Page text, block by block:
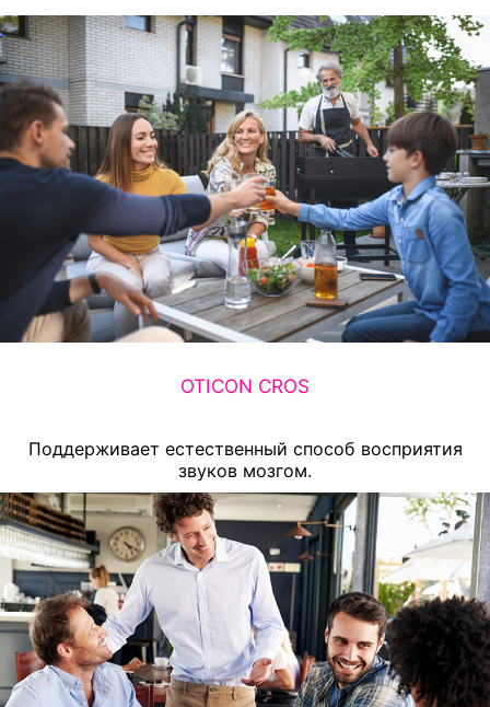
OTICON CROS
Поддерживает естественный способ восприятия
звуков мозгом.